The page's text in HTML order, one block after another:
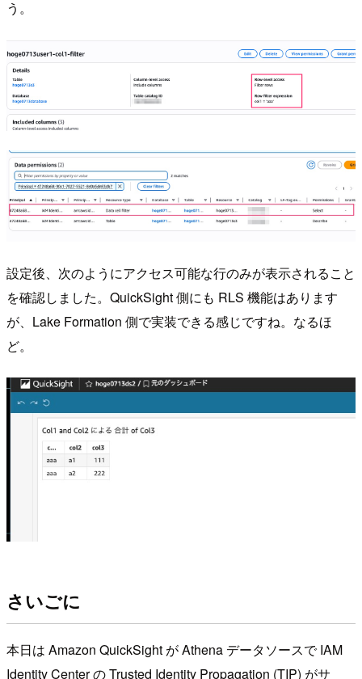
う。
設定後、次のようにアクセス可能な行のみが表示されること
を確認しました。QuickSight 側にも RLS 機能はあります
が、Lake Formation 側で実装できる感じですね。なるほ
ど。
さいごに
本日は Amazon QuickSight が Athena データソースで IAM
Identity Center の Trusted Identity Propagation (TIP) がサ